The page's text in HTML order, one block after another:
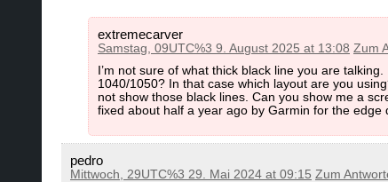
extremecarver
Samstag, 09UTC%3 9. August 2025 at 13:08 Zum
I’m not sure of what thick black line you are
1040/1050? In that case which layout are you
not show those black lines. Can you show me a
fixed about half a year ago by Garmin for the edge
pedro
Mittwoch, 29UTC%3 29. Mai 2024 at 09:15 Zum